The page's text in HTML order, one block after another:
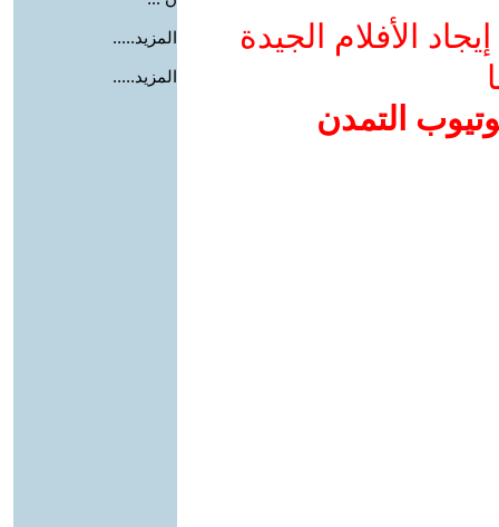
الأفلام الجيدة
التمدن
المزيد.....
المزيد.....